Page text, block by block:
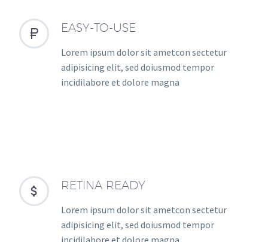

 EASY-TO-USE
Lorem ipsum dolor sit ametcon sectetur
adipisicing elit, sed doiusmod tempor
incidilabore et dolore magna

 RETINA READY
Lorem ipsum dolor sit ametcon sectetur
adipisicing elit, sed doiusmod tempor
incidilabore et dolore magna